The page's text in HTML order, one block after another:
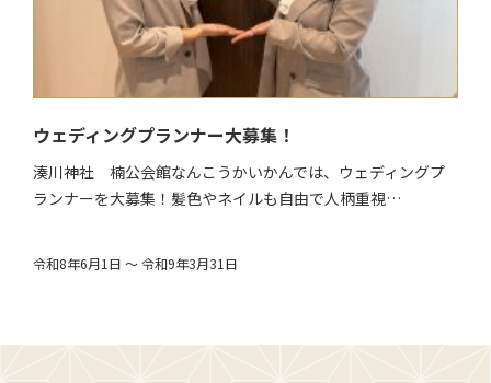
$target_date
ウェディングプランナー大募集！
湊川神社 楠公会館なんこうかいかんでは、ウェディングプ
ランナーを大募集！髪色やネイルも自由で人柄重視…
令和8年6月1日 ～ 令和9年3月31日